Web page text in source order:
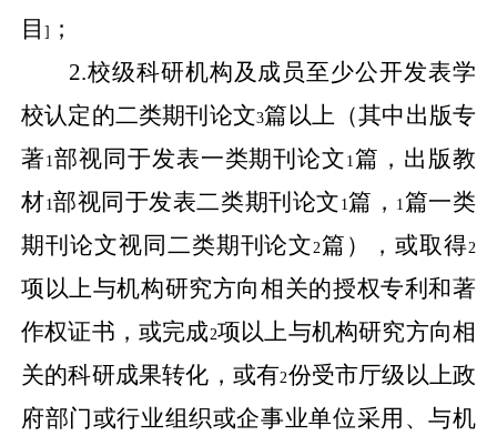
目 ]
；
2.校级科研机构及成员至少公开发表学
校认定的二类期刊论文3篇以上（其中出版专
著 1 部视同于发表一类期刊论文 1 篇，出版教
材1部视同于发表二类期刊论文 1篇， 1 篇一类
期刊论文视同二类期刊论文 2篇），或取得2
项以上与机构研究方向相关的授权专利和著
作权证书，或完成 2项以上与机构研究方向相
关的科研成果转化，或有2份受市厅级以上政
府部门或行业组织或企事业单位采用、与机